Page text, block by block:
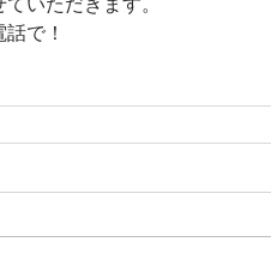
いただきます。
で！